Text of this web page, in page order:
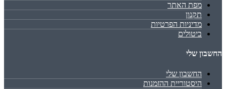
מפת האתר
תקנון
מדיניות הפרטיות
ביטולים
החשבון שלי
החשבון שלי
היסטוריית ההזמנות